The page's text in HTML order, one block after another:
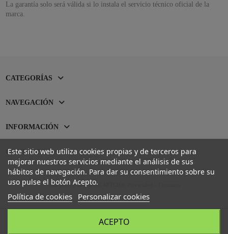
La garantía solo será válida si lo instala el servicio técnico oficial de la
marca.
CATEGORÍAS
NAVEGACIÓN
INFORMACIÓN
CONTACTO
Este sitio web utiliza cookies propias y de terceros para
mejorar nuestros servicios mediante el análisis de sus
hábitos de navegación. Para dar su consentimiento sobre su
uso pulse el botón Acepto.
Política de cookies Personalizar cookies
ACEPTO
Sitio protegido por reCAPTCHA.